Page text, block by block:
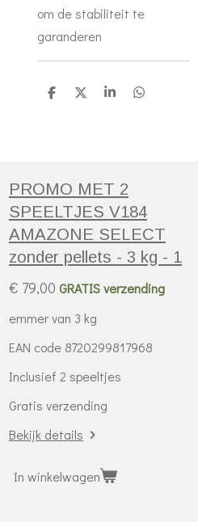
om de stabiliteit te
garanderen
D
D
S
D
PROMO MET 2
SPEELTJES V184
AMAZONE SELECT
zonder pellets - 3 kg - 1
€ 79,00 GRATIS verzending
emmer van 3 kg
EAN code 8720299817968
Inclusief 2 speeltjes
Gratis verzending
Bekijk details
In winkelwagen